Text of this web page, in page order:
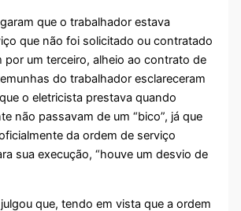
que o trabalhador estava
que não foi solicitado ou contratado
por um terceiro, alheio ao contrato de
do trabalhador esclareceram
o eletricista prestava quando
não passavam de um “bico”, já que
da ordem de serviço
sua execução, “houve um desvio de
que, tendo em vista que a ordem